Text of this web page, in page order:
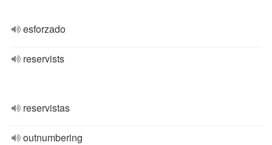
esforzado
reservists
reservistas
outnumbering